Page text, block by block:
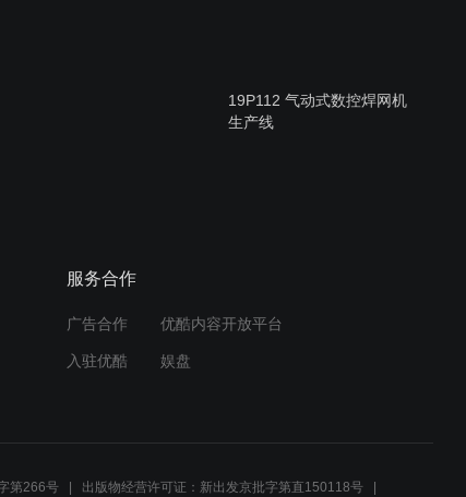
19P112 气动式数控焊网机
生产线
Expanded Metal Mesh
服务合作
广告合作 优酷内容开放平台
入驻优酷 娱盘
第266号 出版物经营许可证：新出发京批字第直150118号